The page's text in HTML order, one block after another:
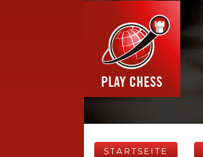
STARTSEITE